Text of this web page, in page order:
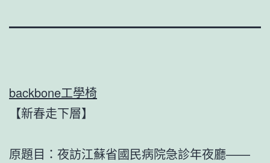
backbone工學椅
【新春走下層】
原題目：夜訪江蘇省國民病院急診年夜廳——